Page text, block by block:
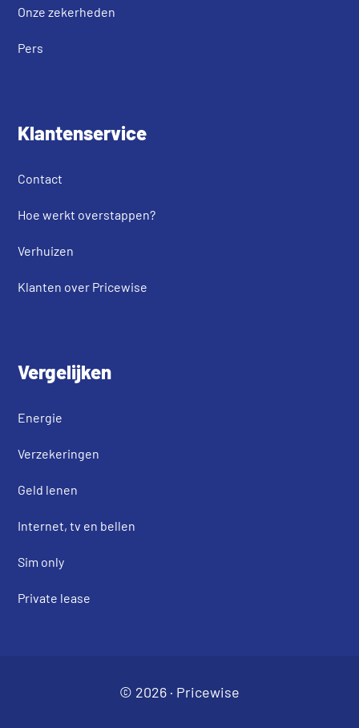
Onze zekerheden
Pers
Klantenservice
Contact
Hoe werkt overstappen?
Verhuizen
Klanten over Pricewise
Vergelijken
Energie
Verzekeringen
Geld lenen
Internet, tv en bellen
Sim only
Private lease
© 2026 · Pricewise